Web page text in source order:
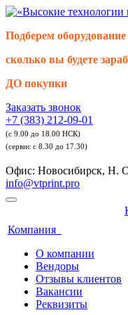
Подберем
сколько вы будете
ДО покупки
Заказать звонок
+7 (383) 212-09-01
(с 9.00 до 18.00 НСК)
(сервис с 8.30 до 17.30)
Офис: Новосибирск, Н.
info@vtprint.pro
Компания
О компании
Вендоры
Отзывы клиентов
Вакансии
Реквизиты